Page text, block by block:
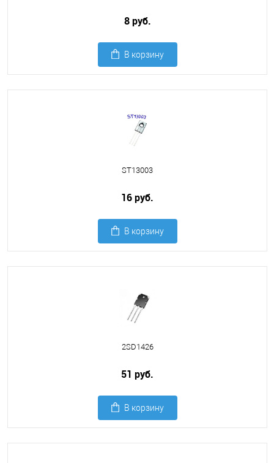
8 руб.
В корзину
ST13003
16 руб.
В корзину
2SD1426
51 руб.
В корзину